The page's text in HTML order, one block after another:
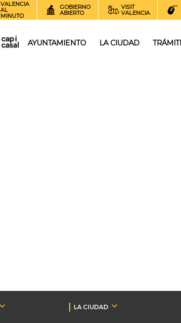
VALENCIA
AL
MINUTO
GOBIERNO
ABIERTO
VISIT
VALENCIA
AYUNTAMIENTO LA CIUDAD
LA CIUDAD